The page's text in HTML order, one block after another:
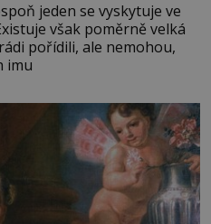
jeden se vyskytuje ve
však poměrně velká
pořídili, ale nemohou,
imu